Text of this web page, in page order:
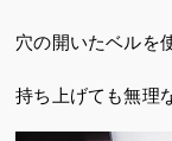
穴の開いたベルを
持ち上げても無理